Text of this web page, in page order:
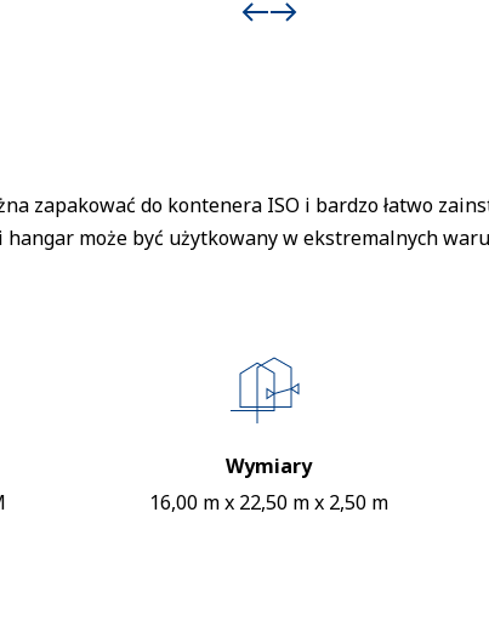
zapakować do kontenera ISO i bardzo łatwo
może być użytkowany w ekstremalnych
Wymiary
16,00 m x 22,50 m x 2,50 m